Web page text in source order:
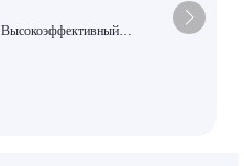
Высокоэффективный